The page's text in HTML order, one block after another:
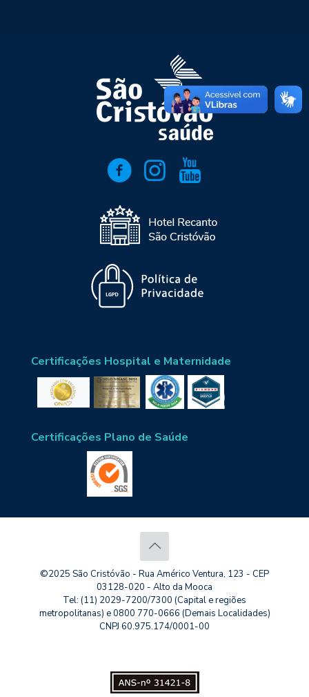
Certificações Hospital e Maternidade
Certificações Plano de Saúde
©2025 São Cristóvão - Rua Américo Ventura, 123 - CEP
03128-020 - Alto da Mooca
Tel: (11) 2029-7200/7300 (Capital e regiões
metropolitanas) e 0800 770-0666 (Demais Localidades)
CNPJ 60.975.174/0001-00